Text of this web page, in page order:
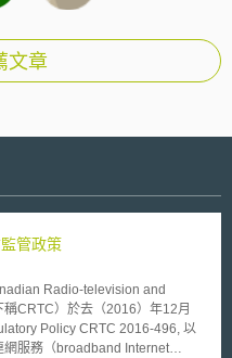
文章
管政策
Radio-television and
CRTC）於去（2016）年12月
Policy CRTC 2016-496, 以
網服務（broadband Internet